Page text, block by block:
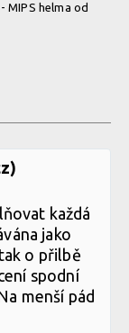
MIPS helma od
každá
jako
o přilbě
spodní
menší pád